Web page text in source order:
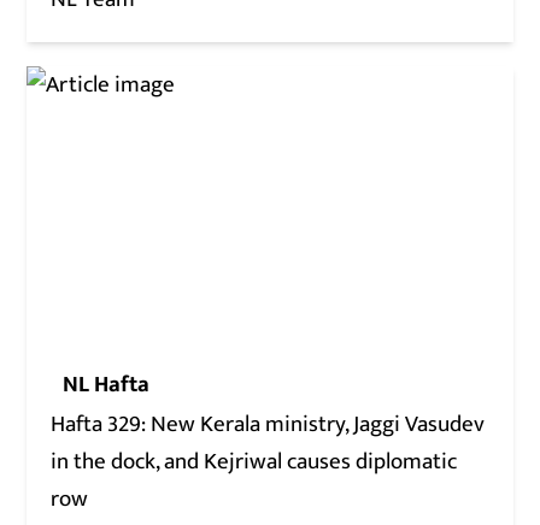
NL Hafta
Hafta 329: New Kerala ministry, Jaggi Vasudev
in the dock, and Kejriwal causes diplomatic
row